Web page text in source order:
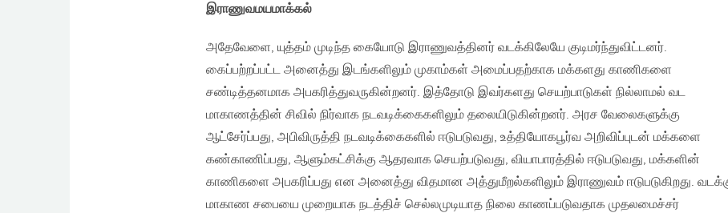
இராணுவமயமாக்கல்
அதேவேளை, யுத்தம் முடிந்த கையோடு இராணுவத்தினர் வடக்கிலேயே குடிமர்ந்துவிட்டனர்.
கைப்பற்றப்பட்ட அனைத்து இடங்களிலும் முகாம்கள் அமைப்பதற்காக மக்களது காணிகளை
சண்டித்தனமாக அபகரித்துவருகின்றனர். இத்தோடு இவர்களது செயற்பாடுகள் நில்லாமல் வட
மாகாணத்தின் சிவில் நிர்வாக நடவடிக்கைகளிலும் தலையிடுகின்றனர். அரச வேலைகளுக்கு
ஆட்சேர்ப்பது, அபிவிருத்தி நடவடிக்கைகளில் ஈடுபடுவது, உத்தியோகபூர்வ அறிவிப்புடன் மக்களை
கண்காணிப்பது, ஆளும்கட்சிக்கு ஆதரவாக செயற்படுவது, வியாபாரத்தில் ஈடுபடுவது, மக்களின்
காணிகளை அபகரிப்பது என அனைத்து விதமான அத்துமீறல்களிலும் இராணுவம் ஈடுபடுகிறது.
மாகாண சபையை முறையாக நடத்திச் செல்லமுடியாத நிலை காணப்படுவதாக முதலமைச்சர்